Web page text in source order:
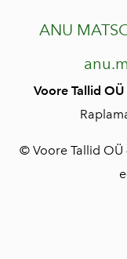
ANU
Voore Tallid OÜ
© Voore Tallid OÜ